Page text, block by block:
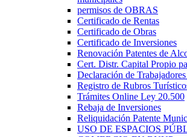
permisos de OBRAS
Certificado de Rentas
Certificado de Obras
Certificado de Inversiones
Renovación Patentes de
Cert. Distr. Capital Propio
Declaración de
Registro de Rubros
Trámites Online Ley 20.500
Rebaja de Inversiones
Reliquidación Patente
USO DE ESPACIOS